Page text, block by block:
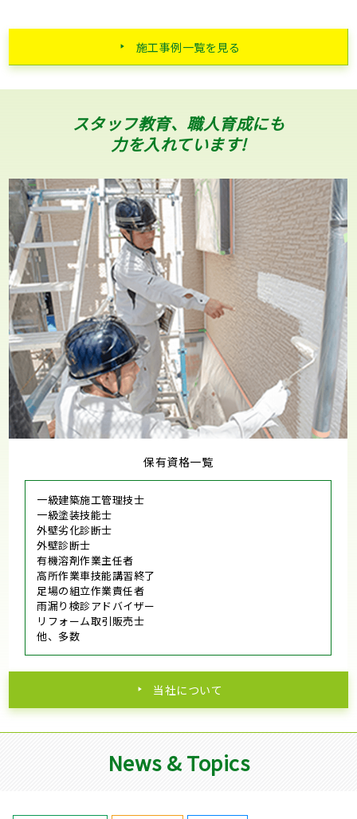
施工事例一覧を見る
スタッフ教育、職人育成にも
力を入れています!
保有資格一覧
一級建築施工管理技士
一級塗装技能士
外壁劣化診断士
外壁診断士
有機溶剤作業主任者
高所作業車技能講習終了
足場の組立作業責任者
雨漏り検診アドバイザー
リフォーム取引販売士
他、多数
当社について
News & Topics